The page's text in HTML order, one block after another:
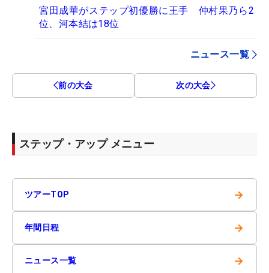
宮田成華がステップ初優勝に王手 仲村果乃ら2
位、河本結は18位
ニュース一覧
前の大会 次の大会
ステップ・アップ メニュー
ツアーTOP →
年間日程 →
ニュース一覧 →